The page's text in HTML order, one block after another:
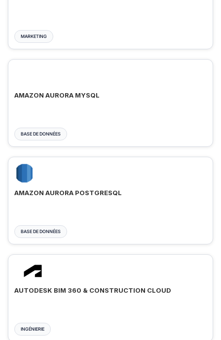
MARKETING
AMAZON AURORA MYSQL
BASE DE DONNÉES
AMAZON AURORA POSTGRESQL
BASE DE DONNÉES
AUTODESK BIM 360 & CONSTRUCTION CLOUD
INGÉNIERIE